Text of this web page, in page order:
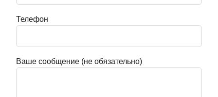
Телефон
Ваше сообщение (не обязательно)